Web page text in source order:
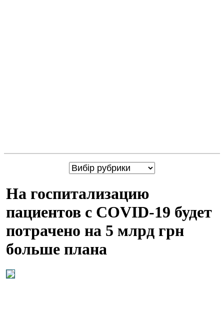
На госпитализацию
пациентов с COVID-19 будет
потрачено на 5 млрд грн
больше плана